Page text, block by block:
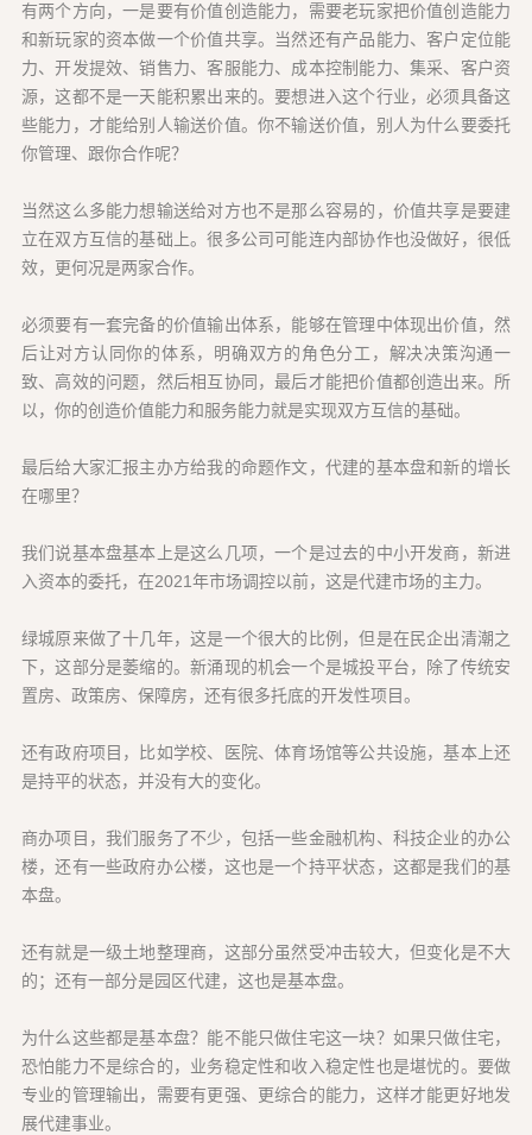
有两个方向，一是要有价值创造能力，需要老玩家把价值创造能力
和新玩家的资本做一个价值共享。当然还有产品能力、客户定位能
力、开发提效、销售力、客服能力、成本控制能力、集采、客户资
源，这都不是一天能积累出来的。要想进入这个行业，必须具备这
些能力，才能给别人输送价值。你不输送价值，别人为什么要委托
你管理、跟你合作呢？
当然这么多能力想输送给对方也不是那么容易的，价值共享是要建
立在双方互信的基础上。很多公司可能连内部协作也没做好，很低
效，更何况是两家合作。
必须要有一套完备的价值输出体系，能够在管理中体现出价值，然
后让对方认同你的体系，明确双方的角色分工，解决决策沟通一
致、高效的问题，然后相互协同，最后才能把价值都创造出来。所
以，你的创造价值能力和服务能力就是实现双方互信的基础。
最后给大家汇报主办方给我的命题作文，代建的基本盘和新的增长
在哪里？
我们说基本盘基本上是这么几项，一个是过去的中小开发商，新进
入资本的委托，在2021年市场调控以前，这是代建市场的主力。
绿城原来做了十几年，这是一个很大的比例，但是在民企出清潮之
下，这部分是萎缩的。新涌现的机会一个是城投平台，除了传统安
置房、政策房、保障房，还有很多托底的开发性项目。
还有政府项目，比如学校、医院、体育场馆等公共设施，基本上还
是持平的状态，并没有大的变化。
商办项目，我们服务了不少，包括一些金融机构、科技企业的办公
楼，还有一些政府办公楼，这也是一个持平状态，这都是我们的基
本盘。
还有就是一级土地整理商，这部分虽然受冲击较大，但变化是不大
的；还有一部分是园区代建，这也是基本盘。
为什么这些都是基本盘？能不能只做住宅这一块？如果只做住宅，
恐怕能力不是综合的，业务稳定性和收入稳定性也是堪忧的。要做
专业的管理输出，需要有更强、更综合的能力，这样才能更好地发
展代建事业。